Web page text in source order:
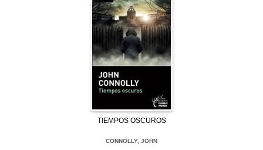
TIEMPOS OSCUROS
CONNOLLY, JOHN